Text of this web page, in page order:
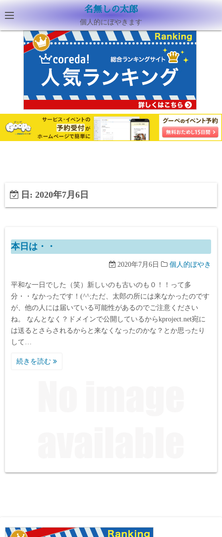
名無しの太郎
個人的にぼやきます
日: 2020年7月6日
本日は・・
2020年7月6日 個人的ぼやき
平和な一日でした（笑）新しいのも古いのも０！！って多
分・・なかったです！(^^;ただ、太郎の所には来なかったのです
が、他の人には届いている可能性があるのでご注意ください
ね。 なんとなく？ドメインで公開しているからkproject.net宛に
は送るとさらされるからと来なくなったのかな？とか思ったり
して…
続きを読む